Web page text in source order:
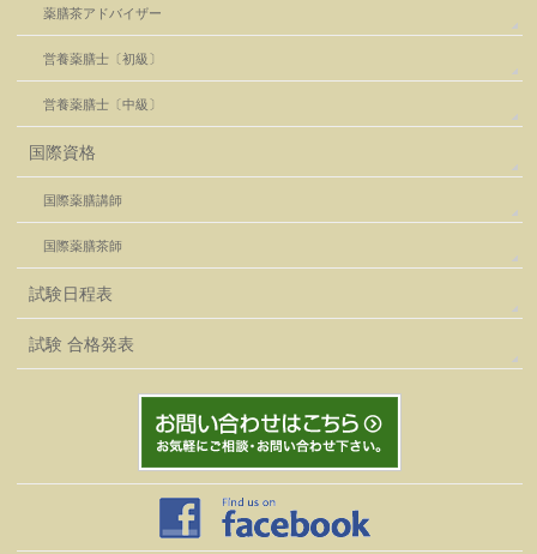
薬膳茶アドバイザー
営養薬膳士〔初級〕
営養薬膳士〔中級〕
国際資格
国際薬膳講師
国際薬膳茶師
試験日程表
試験 合格発表